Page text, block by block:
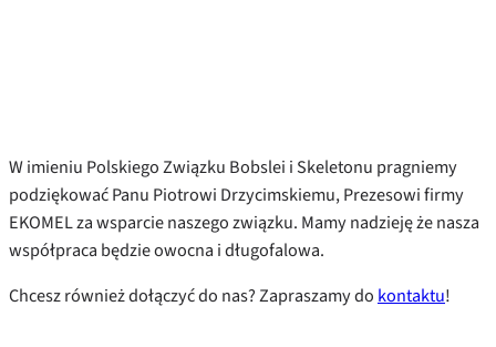
W imieniu Polskiego Związku Bobslei i Skeletonu pragniemy
podziękować Panu Piotrowi Drzycimskiemu, Prezesowi firmy
EKOMEL za wsparcie naszego związku. Mamy nadzieję że nasza
współpraca będzie owocna i długofalowa.
Chcesz również dołączyć do nas? Zapraszamy do kontaktu!